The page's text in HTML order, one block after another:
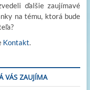
ďalšie zaujímavé
na tému, ktorá bude
Kontakt.
VÁS ZAUJÍMA